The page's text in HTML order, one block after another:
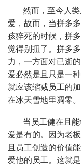
然而，至今人
爱，故而，当拼多
孩猝死的时候，拼
觉得别扭了。拼多
力，一方面对已逝
爱必然是且只是一
就应该缩减员工的
在冰天雪地里凋零。
当员工健在且
爱是有的。因为老
且员工创造的价值
爱他的员工。这就